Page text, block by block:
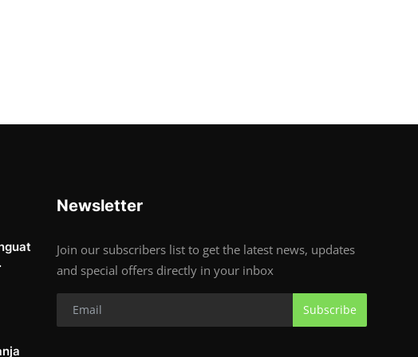
Newsletter
Join our subscribers list to get the latest news, updates
and special offers directly in your inbox
Subscribe